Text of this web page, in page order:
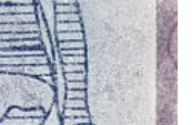
1987
1982
1977
1972